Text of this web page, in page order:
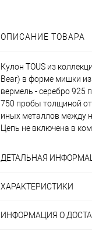
ОПИСАНИЕ ТОВАРА
Кулон TOUS из
Bear) в форме мишки
вермель - серебро 925
750 пробы толщиной
иных металлов между
Цепь не включена в
ДЕТАЛЬНАЯ
ХАРАКТЕРИСТИКИ
ИНФОРМАЦИЯ О